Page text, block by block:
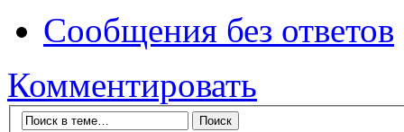
Сообщения без ответов
Комментировать